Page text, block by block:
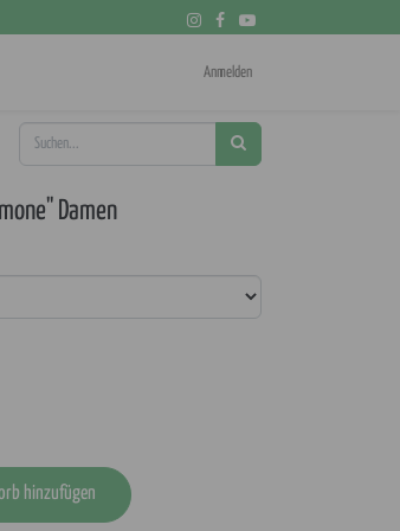
Anmelden
Damen
hinzufügen